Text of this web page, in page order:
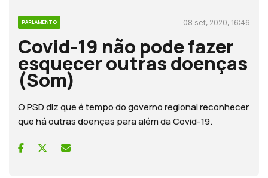
PARLAMENTO 08 set, 2020, 16:46
Covid-19 não pode fazer
esquecer outras doenças
(Som)
O PSD diz que é tempo do governo regional reconhecer
que há outras doenças para além da Covid-19.